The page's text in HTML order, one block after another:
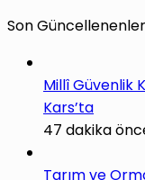
Son Güncellenenler
Millî Güvenlik
Kars’ta
47 dakika
Tarım ve